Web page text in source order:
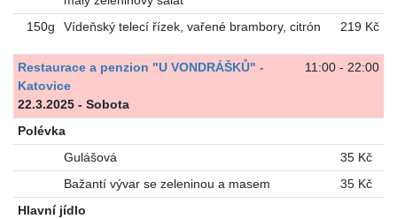
150g Vídeňský telecí řízek, vařené brambory, citrón 219 Kč
11:00 - 22:00
Restaurace a penzion "U VONDRÁŠKŮ" -
Katovice
22.3.2025 - Sobota
Polévka
Gulášová
35 Kč
Bažantí vývar se zeleninou a masem
35 Kč
Hlavní jídlo